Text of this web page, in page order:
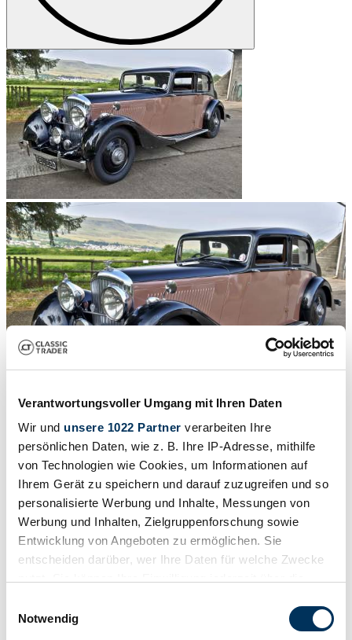
Verantwortungsvoller Umgang mit Ihren Daten
Wir und unsere 1022 Partner verarbeiten Ihre
persönlichen Daten, wie z. B. Ihre IP-Adresse, mithilfe
von Technologien wie Cookies, um Informationen auf
Ihrem Gerät zu speichern und darauf zuzugreifen und so
personalisierte Werbung und Inhalte, Messungen von
Werbung und Inhalten, Zielgruppenforschung sowie
Entwicklung von Angeboten zu ermöglichen. Sie
entscheiden darüber, wer Ihre Daten für welche Zwecke
Trigger Symbol ändern oder widerrufen
Notwendig
/ 50
1939 | Bentley 4 1/4 Litre
55 967 €